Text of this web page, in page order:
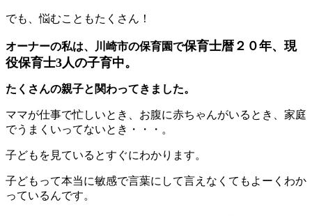
でも、悩むこともたくさん！
オーナーの私は、川崎市の保育園で保育士暦２０年、現
役保育士3人の子育中。
たくさんの親子と関わってきました。
ママが仕事で忙しいとき、お腹に赤ちゃんがいるとき、家庭
でうまくいってないとき・・・。
子どもを見ているとすぐにわかります。
子どもって本当に敏感で言葉にして言えなくてもよーくわか
っているんです。